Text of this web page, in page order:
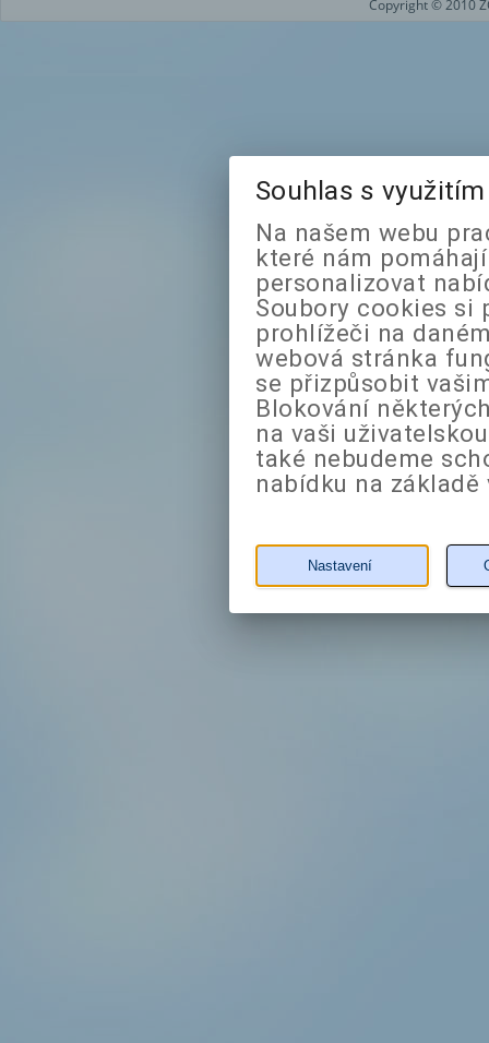
Copyright © 2010
Souhlas s
Na našem webu
které nám
personalizovat
Soubory cookies si
prohlížeči na
webová stránka
se přizpůsobit
Blokování
na vaši
také nebudeme
nabídku na
Nastavení